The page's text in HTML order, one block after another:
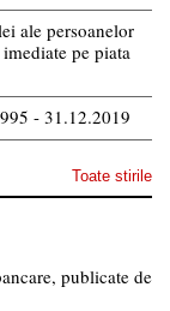
ale persoanelor
pe piata
- 31.12.2019
Toate stirile
publicate de